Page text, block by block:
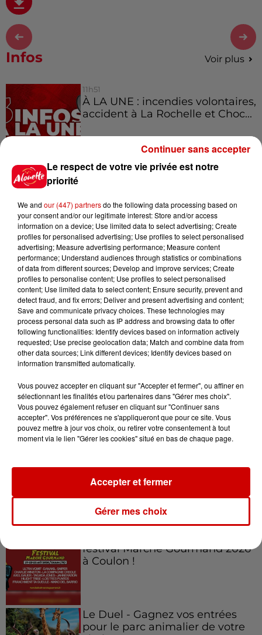
Infos Voir plus
11h51
À LA UNE : incendies volontaires,
accident à La Rochelle et Choc...
11h28
Poitou ?...
11h11
Face aux aboiements de chiens
bruyants, cette commune de
l’Ouest...
10h32
"Nous sommes passés à côté
d'un drame" : une voiture chute
sur la...
Jeux Voir plus
l'événement Ride the Show à
Morlaix !
festival Marché Gourmand 2026
à Coulon !
Le Duel - Gagnez vos entrées
pour le parc animalier de votre
Le respect de votre vie privée est notre
priorité
We and our (447) partnersdo the following data processing based on
your consent and/or our legitimate interest: Store and/or access
information on a device; Use limited data to select advertising; Create
profiles for personalised advertising; Use profiles to select personalised
advertising; Measure advertising performance; Measure content
performance; Understand audiences through statistics or combinations
of data from different sources; Develop and improve services; Create
profiles to personalise content; Use profiles to select personalised
content; Use limited data to select content; Ensure security, prevent and
detect fraud, and fix errors; Deliver and present advertising and content;
Save and communicate privacy choices. These technologies may
process personal data such as IP address and browsing data to offer
following functionalities: Identify devices based on information actively
requested; Use precise geolocation data; Match and combine data from
other data sources; Link different devices; Identify devices based on
information transmitted automatically.
Vous pouvez accepter en cliquant sur "Accepter et fermer", ou affiner en
sélectionnant les finalités et/ou partenaires dans "Gérer mes choix".
Vous pouvez également refuser en cliquant sur "Continuer sans
accepter". Vos préférences ne s'appliqueront que pour ce site. Vous
pouvez mettre à jour vos choix, ou retirer votre consentement à tout
moment via le lien "Gérer les cookies" situé en bas de chaque page.
Gérer mes choix
Accepter et fermer
Continuer sans accepter